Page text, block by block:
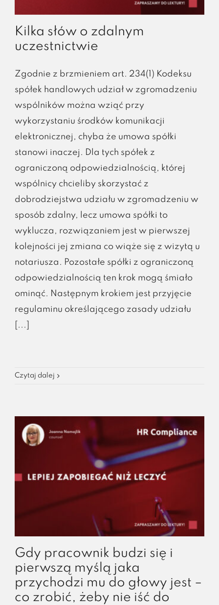
Kilka słów o zdalnym
uczestnictwie
Zgodnie z brzmieniem art. 234(1) Kodeksu
spółek handlowych udział w zgromadzeniu
wspólników można wziąć przy
wykorzystaniu środków komunikacji
elektronicznej, chyba że umowa spółki
stanowi inaczej. Dla tych spółek z
ograniczoną odpowiedzialnością, której
wspólnicy chcieliby skorzystać z
dobrodziejstwa udziału w zgromadzeniu w
sposób zdalny, lecz umowa spółki to
wyklucza, rozwiązaniem jest w pierwszej
kolejności jej zmiana co wiąże się z wizytą u
notariusza. Pozostałe spółki z ograniczoną
odpowiedzialnością ten krok mogą śmiało
ominąć. Następnym krokiem jest przyjęcie
regulaminu określającego zasady udziału
[...]
Czytaj dalej
Gdy pracownik budzi się i
pierwszą myślą jaka
przychodzi mu do głowy jest –
co zrobić, żeby nie iść do